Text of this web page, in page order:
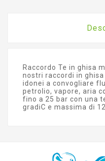
Raccordo Te in ghisa
nostri raccordi in
idonei a convogliare
petrolio, vapore, aria
fino a 25 bar con una
gradiC e massima di